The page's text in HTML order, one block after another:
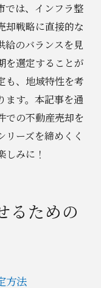
では、インフラ整
却戦略に直接的な
給のバランスを見
を選定することが
も、地域特性を考
ます。本記事を通
での不動産売却を
ーズを締めくく
みに！
るための
方法